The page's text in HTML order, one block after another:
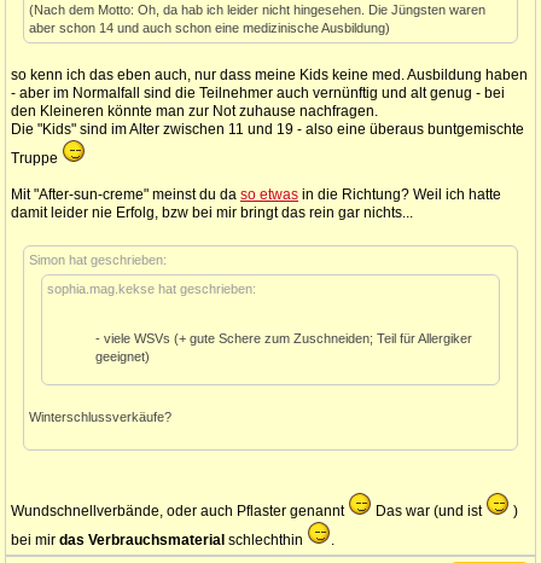
(Nach dem Motto: Oh, da hab ich leider nicht hingesehen. Die Jüngsten waren
aber schon 14 und auch schon eine medizinische Ausbildung)
so kenn ich das eben auch, nur dass meine Kids keine med. Ausbildung haben
- aber im Normalfall sind die Teilnehmer auch vernünftig und alt genug - bei
den Kleineren könnte man zur Not zuhause nachfragen.
Die "Kids" sind im Alter zwischen 11 und 19 - also eine überaus buntgemischte
Truppe
Mit "After-sun-creme" meinst du da so etwas in die Richtung? Weil ich hatte
damit leider nie Erfolg, bzw bei mir bringt das rein gar nichts...
Simon hat geschrieben:
sophia.mag.kekse hat geschrieben:
- viele WSVs (+ gute Schere zum Zuschneiden; Teil für Allergiker
geeignet)
Winterschlussverkäufe?
Wundschnellverbände, oder auch Pflaster genannt Das war (und ist
)
bei mir das Verbrauchsmaterial schlechthin
.